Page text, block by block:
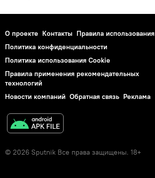
О проекте Контакты Правила использования
Политика конфиденциальности
Политика использования Cookie
Правила применения рекомендательных
технологий
Новости компаний Обратная связь Реклама
© 2026 Sputnik Все права защищены. 18+